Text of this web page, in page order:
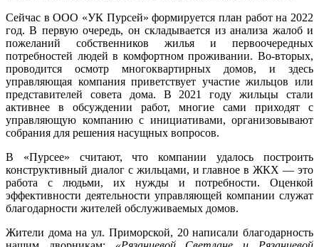
Сейчас в ООО «УК Пурсей» формируется план работ на 2022
год. В первую очередь, он складывается из анализа жалоб и
пожеланий собственников жилья и первоочередных
потребностей людей в комфортном проживании. Во-вторых,
проводится осмотр многоквартирных домов, и здесь
управляющая компания приветствует участие жильцов или
представителей совета дома. В 2021 году жильцы стали
активнее в обсуждении работ, многие сами приходят с
управляющую компанию с инициативами, организовывают
собрания для решения насущных вопросов.
В «Пурсее» считают, что компании удалось построить
конструктивный диалог с жильцами, и главное в ЖКХ — это
работа с людьми, их нужды и потребности. Оценкой
эффективности деятельности управляющей компании служат
благодарности жителей обслуживаемых домов.
Жители дома на ул. Приморской, 20 написали благодарность